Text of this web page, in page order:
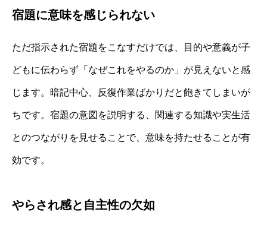
宿題に意味を感じられない
ただ指示された宿題をこなすだけでは、目的や意義が子
どもに伝わらず「なぜこれをやるのか」が見えないと感
じます。暗記中心、反復作業ばかりだと飽きてしまいが
ちです。宿題の意図を説明する、関連する知識や実生活
とのつながりを見せることで、意味を持たせることが有
効です。
やらされ感と自主性の欠如